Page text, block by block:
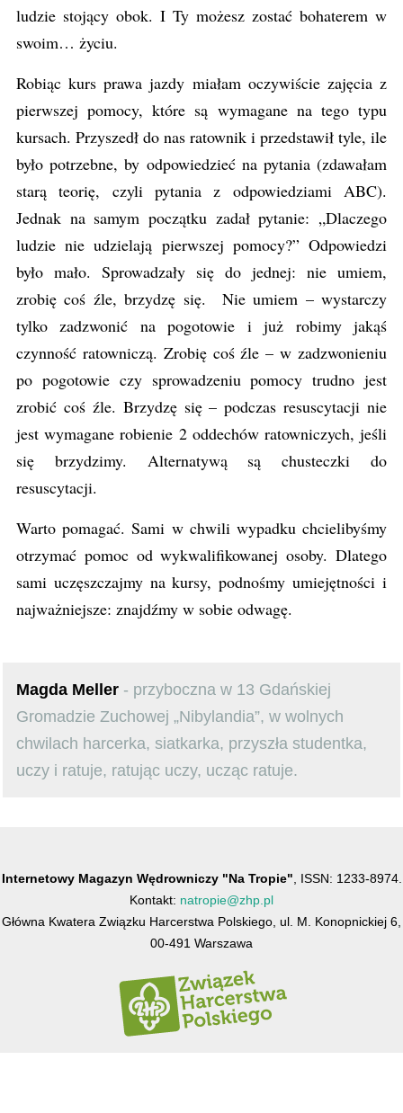
ludzie stojący obok. I Ty możesz zostać bohaterem w
swoim… życiu.
Robiąc kurs prawa jazdy miałam oczywiście zajęcia z
pierwszej pomocy, które są wymagane na tego typu
kursach. Przyszedł do nas ratownik i przedstawił tyle, ile
było potrzebne, by odpowiedzieć na pytania (zdawałam
starą teorię, czyli pytania z odpowiedziami ABC).
Jednak na samym początku zadał pytanie: „Dlaczego
ludzie nie udzielają pierwszej pomocy?” Odpowiedzi
było mało. Sprowadzały się do jednej: nie umiem,
zrobię coś źle, brzydzę się. Nie umiem – wystarczy
tylko zadzwonić na pogotowie i już robimy jakąś
czynność ratowniczą. Zrobię coś źle – w zadzwonieniu
po pogotowie czy sprowadzeniu pomocy trudno jest
zrobić coś źle. Brzydzę się – podczas resuscytacji nie
jest wymagane robienie 2 oddechów ratowniczych, jeśli
się brzydzimy. Alternatywą są chusteczki do
resuscytacji.
Warto pomagać. Sami w chwili wypadku chcielibyśmy
otrzymać pomoc od wykwalifikowanej osoby. Dlatego
sami uczęszczajmy na kursy, podnośmy umiejętności i
najważniejsze: znajdźmy w sobie odwagę.
Magda Meller - przyboczna w 13 Gdańskiej
Gromadzie Zuchowej „Nibylandia”, w wolnych
chwilach harcerka, siatkarka, przyszła studentka,
uczy i ratuje, ratując uczy, ucząc ratuje.
Internetowy Magazyn Wędrowniczy "Na Tropie" , ISSN: 1233-8974.
Kontakt: natropie@zhp.pl
Główna Kwatera Związku Harcerstwa Polskiego, ul. M. Konopnickiej 6,
00-491 Warszawa